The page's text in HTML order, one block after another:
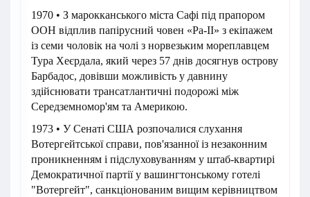
1970 • З марокканського міста Сафі під прапором
ООН відплив папірусний човен «Ра-II» з екіпажем
із семи чоловік на чолі з норвезьким мореплавцем
Тура Хеєрдала, який через 57 днів досягнув острову
Барбадос, довівши можливість у давнину
здійснювати трансатлантичні подорожі між
Середземномор'ям та Америкою.
1973 • У Сенаті США розпочалися слухання
Вотергейтської справи, пов'язанної із незаконним
проникненням і підслуховуванням у штаб-квартирі
Демократичної партії у вашингтонському готелі
"Вотергейт", санкціонованим вищим керівництвом